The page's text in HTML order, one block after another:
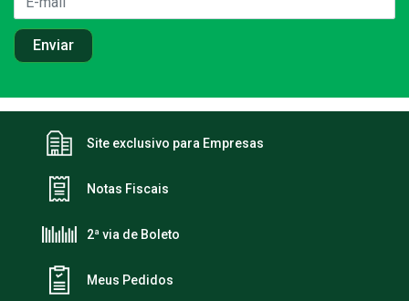
Site exclusivo para Empresas
Notas Fiscais
2ª via de Boleto
Meus Pedidos